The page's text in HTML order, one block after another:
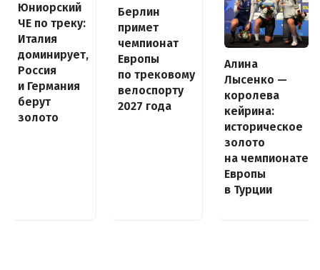
Юниорский
ЧЕ по треку:
Италия
доминирует,
Россия
и Германия
берут
золото
Берлин
примет
чемпионат
Европы
по трековому
велоспорту
2027 года
Алина
Лысенко —
королева
кейрина:
историческое
золото
на чемпионате
Европы
в Турции